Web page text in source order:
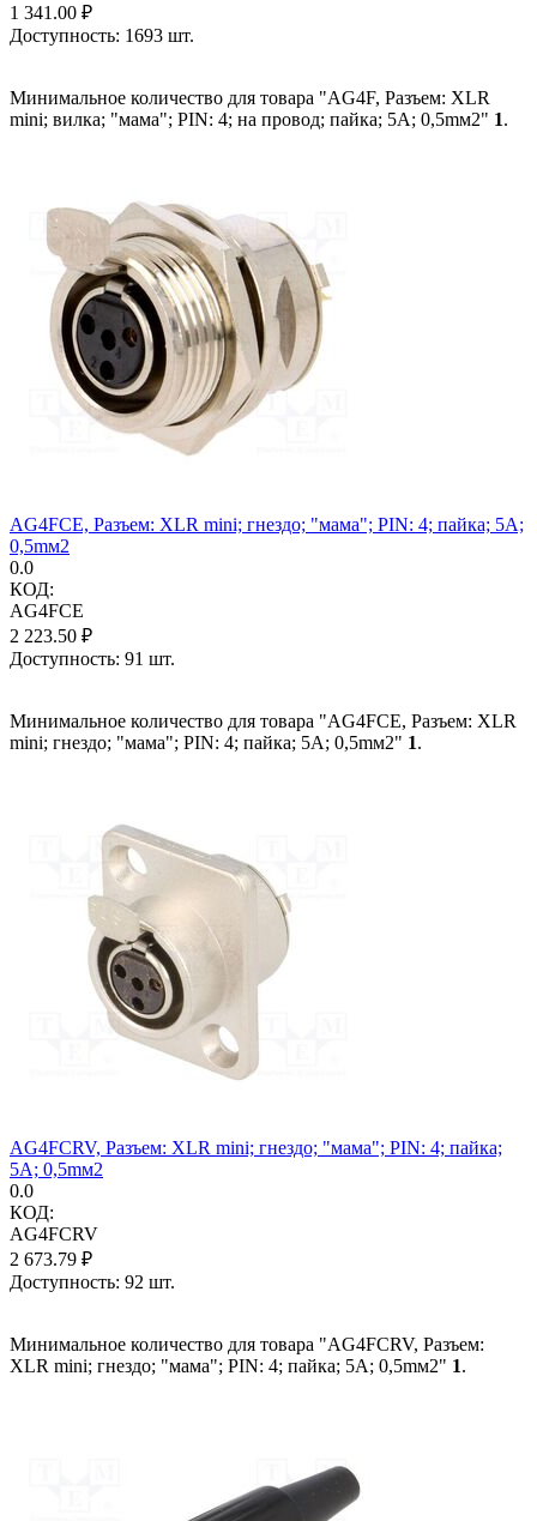
1 341.00 ₽
Доступность: 1693 шт.
Минимальное количество для товара "AG4F, Разъем: XLR
mini; вилка; "мама"; PIN: 4; на провод; пайка; 5А; 0,5mм2" 1.
AG4FCE, Разъем: XLR mini; гнездо; "мама"; PIN: 4; пайка; 5А;
0,5mм2
0.0
КОД:
AG4FCE
2 223.50 ₽
Доступность: 91 шт.
Минимальное количество для товара "AG4FCE, Разъем: XLR
mini; гнездо; "мама"; PIN: 4; пайка; 5А; 0,5mм2" 1.
AG4FCRV, Разъем: XLR mini; гнездо; "мама"; PIN: 4; пайка;
5А; 0,5mм2
0.0
КОД:
AG4FCRV
2 673.79 ₽
Доступность: 92 шт.
Минимальное количество для товара "AG4FCRV, Разъем:
XLR mini; гнездо; "мама"; PIN: 4; пайка; 5А; 0,5mм2" 1.